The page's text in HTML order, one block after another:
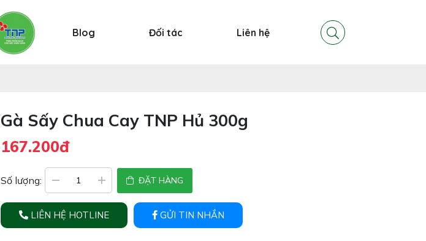
Blog Đối tác Liên hệ
Gà Sấy Chua Cay TNP Hủ 300g
167.200đ
Số lượng: ĐẶT HÀNG
LIÊN HỆ HOTLINE GỬI TIN NHẮN